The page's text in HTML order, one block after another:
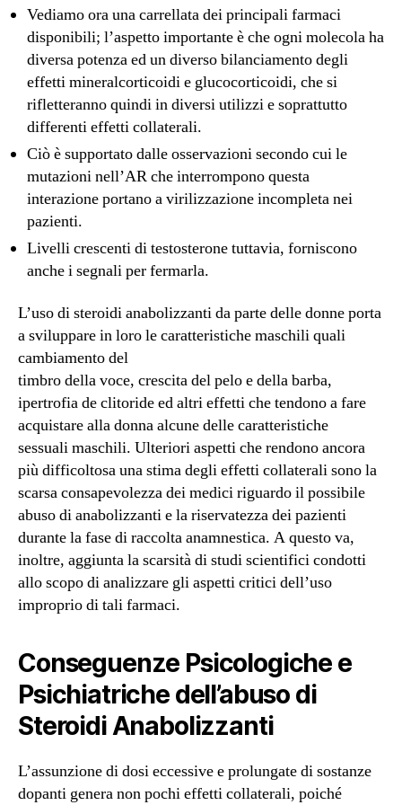
Vediamo ora una carrellata dei principali farmaci
disponibili; l’aspetto importante è che ogni molecola ha
diversa potenza ed un diverso bilanciamento degli
effetti mineralcorticoidi e glucocorticoidi, che si
rifletteranno quindi in diversi utilizzi e soprattutto
differenti effetti collaterali.
Ciò è supportato dalle osservazioni secondo cui le
mutazioni nell’AR che interrompono questa
interazione portano a virilizzazione incompleta nei
pazienti.
Livelli crescenti di testosterone tuttavia, forniscono
anche i segnali per fermarla.
L’uso di steroidi anabolizzanti da parte delle donne porta
a sviluppare in loro le caratteristiche maschili quali
cambiamento del
timbro della voce, crescita del pelo e della barba,
ipertrofia de clitoride ed altri effetti che tendono a fare
acquistare alla donna alcune delle caratteristiche
sessuali maschili. Ulteriori aspetti che rendono ancora
più difficoltosa una stima degli effetti collaterali sono la
scarsa consapevolezza dei medici riguardo il possibile
abuso di anabolizzanti e la riservatezza dei pazienti
durante la fase di raccolta anamnestica. A questo va,
inoltre, aggiunta la scarsità di studi scientifici condotti
allo scopo di analizzare gli aspetti critici dell’uso
improprio di tali farmaci.
Conseguenze Psicologiche e
Psichiatriche dell’abuso di
Steroidi Anabolizzanti
L’assunzione di dosi eccessive e prolungate di sostanze
dopanti genera non pochi effetti collaterali, poiché